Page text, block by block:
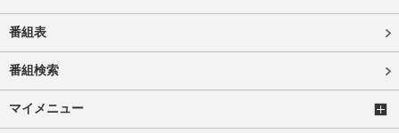
番組表
番組検索
マイメニュー